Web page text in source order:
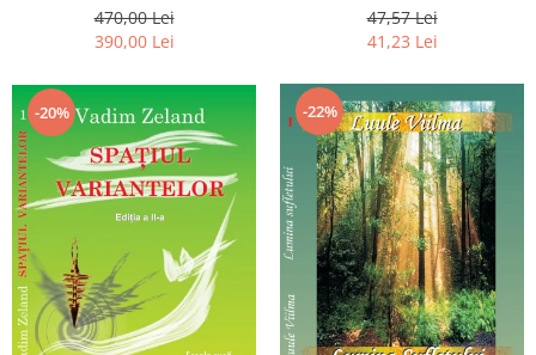
Luceafarului de Dimineata -
Gratuit)
470,00 Lei
390,00 Lei
chiar dragostea ta. Editia a 2-
a
47,57 Lei
41,23 Lei
-20% -22%